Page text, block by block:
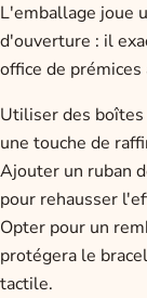
L'emballage joue
d'ouverture : il
office de
Utiliser des
une touche de
Ajouter un ruban
pour rehausser
Opter pour un
protégera le
tactile.